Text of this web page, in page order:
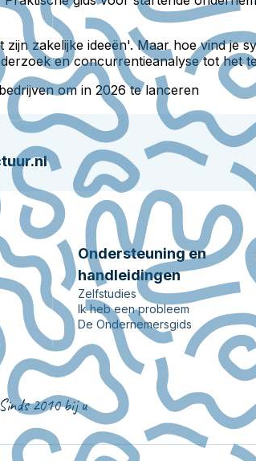
zijn zakelijke ideeën'. Maar hoe vind je
en concurrentieanalyse tot het
om in 2026 te lanceren
Ondersteuning en
handleidingen
Zelfstudies
Ik heb een probleem
De Ondernemersgids
Sinds 2010 bij u